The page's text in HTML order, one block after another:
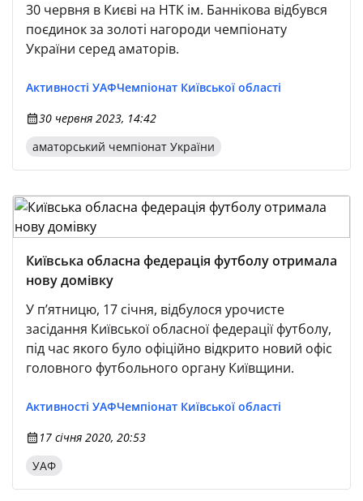
30 червня в Києві на НТК ім. Баннікова відбувся
поєдинок за золоті нагороди чемпіонату
України серед аматорів.
Активності УАФЧемпіонат Київської області
30 червня 2023, 14:42
аматорський чемпіонат України
Київська обласна федерація футболу отримала
нову домівку
У п’ятницю, 17 січня, відбулося урочисте
засідання Київської обласної федерації футболу,
під час якого було офіційно відкрито новий офіс
головного футбольного органу Київщини.
Активності УАФЧемпіонат Київської області
17 січня 2020, 20:53
УАФ